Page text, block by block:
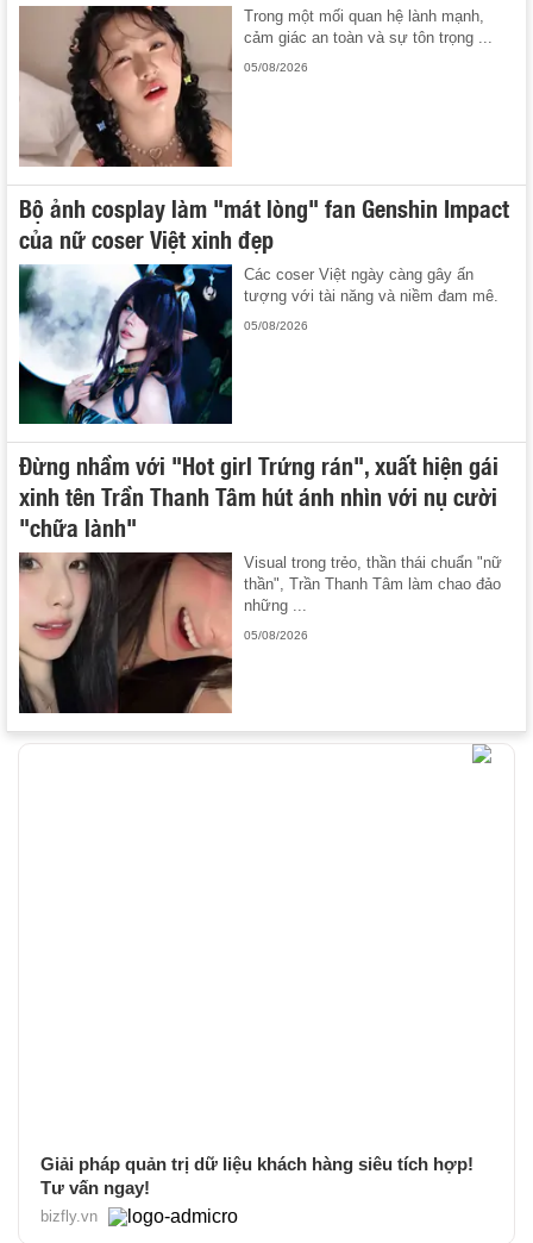
Trong một mối quan hệ lành mạnh,
cảm giác an toàn và sự tôn trọng ...
05/08/2026
Bộ ảnh cosplay làm "mát lòng" fan Genshin Impact
của nữ coser Việt xinh đẹp
Các coser Việt ngày càng gây ấn
tượng với tài năng và niềm đam mê.
05/08/2026
Đừng nhầm với "Hot girl Trứng rán", xuất hiện gái
xinh tên Trần Thanh Tâm hút ánh nhìn với nụ cười
"chữa lành"
Visual trong trẻo, thần thái chuẩn "nữ
thần", Trần Thanh Tâm làm chao đảo
những ...
05/08/2026
Giải pháp quản trị dữ liệu khách hàng siêu tích hợp!
Tư vấn ngay!
bizfly.vn